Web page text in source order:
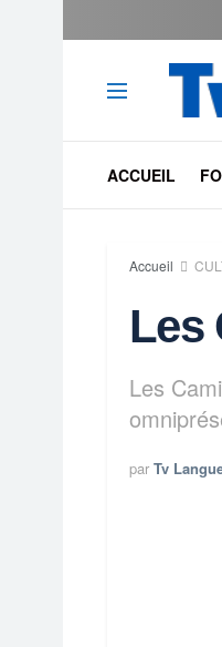
ACCUEIL
Accueil
Les
Les
par Tv